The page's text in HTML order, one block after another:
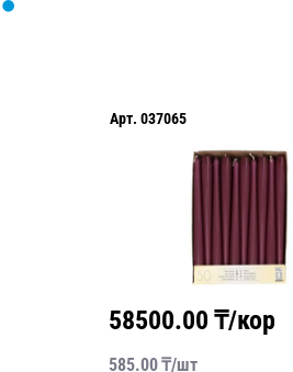
Арт. 037065
58500.00 ₸/кор
585.00₸/шт